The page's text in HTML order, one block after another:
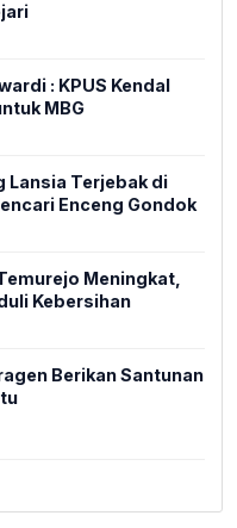
: KPUS Kendal
MBG
Lansia Terjebak di
Enceng Gondok
Meningkat,
Kebersihan
Berikan Santunan